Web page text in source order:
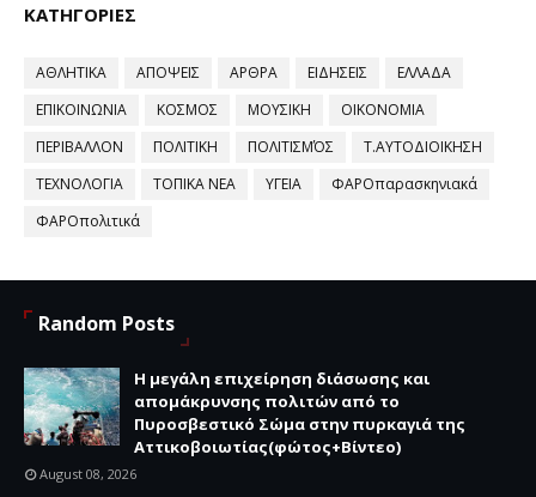
ΚΑΤΗΓΟΡΙΕΣ
ΑΘΛΗΤΙΚΑ ΑΠΟΨΕΙΣ ΑΡΘΡΑ ΕΙΔΗΣΕΙΣ
ΕΛΛΑΔΑ
ΕΠΙΚΟΙΝΩΝΙΑ
ΚΟΣΜΟΣ ΜΟΥΣΙΚΗ
ΟΙΚΟΝΟΜΙΑ
ΠΕΡΙΒΑΛΛΟΝ
ΠΟΛΙΤΙΚΗ ΠΟΛΙΤΙΣΜΌΣ
Τ.ΑΥΤΟΔΙΟΙΚΗΣΗ
ΤΕΧΝΟΛΟΓΙΑ
ΤΟΠΙΚΑ ΝΕΑ ΥΓΕΙΑ
ΦΑΡΟπαρασκηνιακά
ΦΑΡΟπολιτικά
Random Posts
Η μεγάλη επιχείρηση διάσωσης και
απομάκρυνσης πολιτών από το
Πυροσβεστικό Σώμα στην πυρκαγιά της
Αττικοβοιωτίας(φώτος+Βίντεο)
August 08, 2026